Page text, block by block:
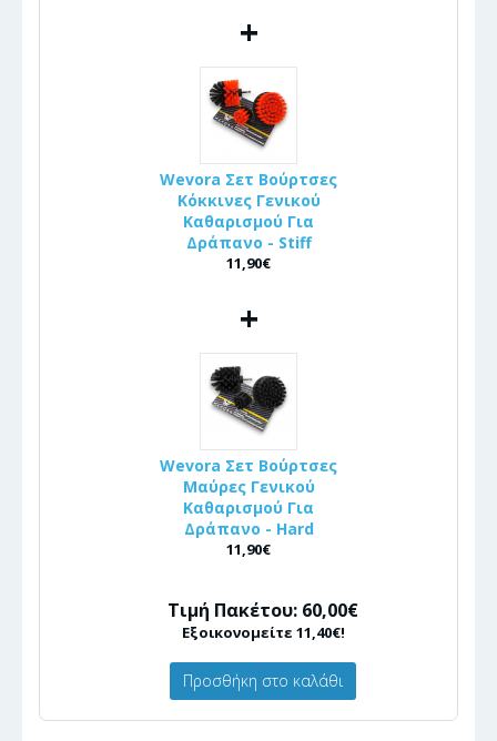
+
Wevora Σετ Βούρτσες
Κόκκινες Γενικού
Καθαρισμού Για
Δράπανο - Stiff
11,90€
+
Wevora Σετ Βούρτσες
Μαύρες Γενικού
Καθαρισμού Για
Δράπανο - Hard
11,90€
Τιμή Πακέτου: 60,00€
Εξοικονομείτε 11,40€!
Προσθήκη στο καλάθι